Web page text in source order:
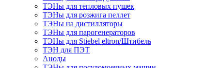
ТЭНы для тепловых пушек
ТЭНы для розжига пеллет
ТЭНы на дистилляторы
ТЭНы для парогенераторов
ТЭНы для Stiebel eltron/Штибель
ТЭН для ПЭТ
Аноды